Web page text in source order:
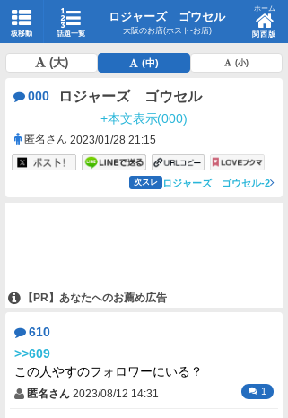
板移動 話題一覧
ロジャーズ ゴウセル
大阪のお店(ホスト-お店)
ホーム
関西版
(大) (中) (小)
000 ロジャーズ ゴウセル
+本文表示(000)
匿名さん 2023/01/28 21:15
次スレ ロジャーズ ゴウセル-2
【PR】あなたへのお薦め広告
610
>>609
この人やすのフォロワーにいる？
匿名さん 2023/08/12 14:31 1